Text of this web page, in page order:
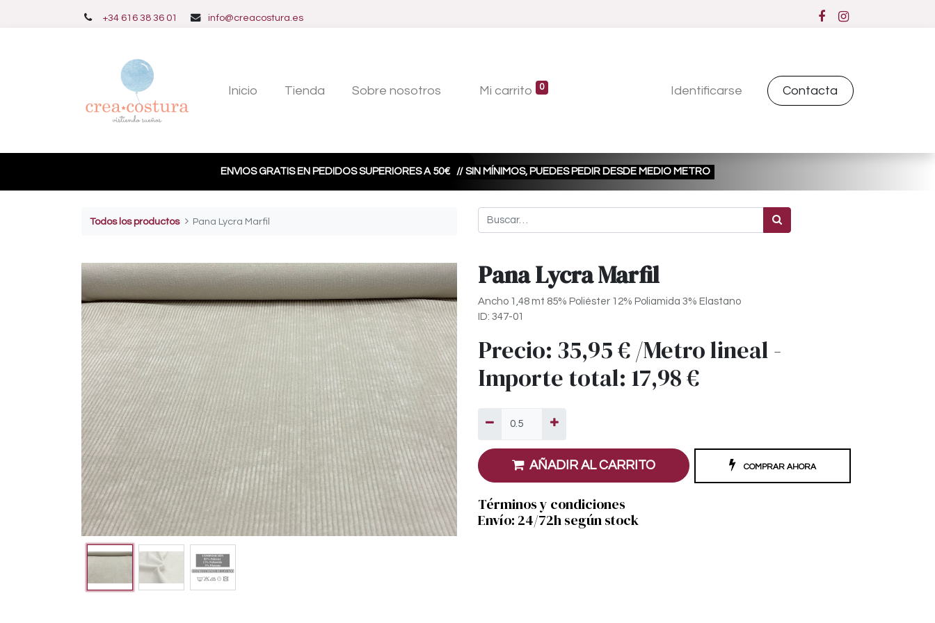
+34 616 38 36 01 info@creacostura.es
Inicio Tienda Sobre nosotros Mi carrito 0 Identificarse Contacta
ENVIOS GRATIS EN PEDIDOS SUPERIORES A 50€ // SIN MÍNIMOS, PUEDES PEDIR DESDE MEDIO METRO
Todos los productos Pana Lycra Marfil
Pana Lycra Marfil
Ancho 1,48 mt 85% Poliéster 12% Poliamida 3% Elastano
ID: 347-01
Precio: 35,95€/Metro lineal-
Importe total: 17,98€
AÑADIR AL CARRITO COMPRAR AHORA
Términos y condiciones
Envío: 24/72h según stock